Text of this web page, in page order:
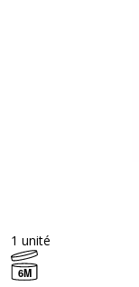
1 unité
6M